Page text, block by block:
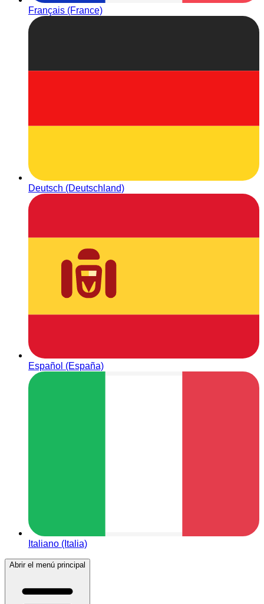
Français (France)
Deutsch (Deutschland)
Español (España)
Italiano (Italia)
Abrir el menú principal